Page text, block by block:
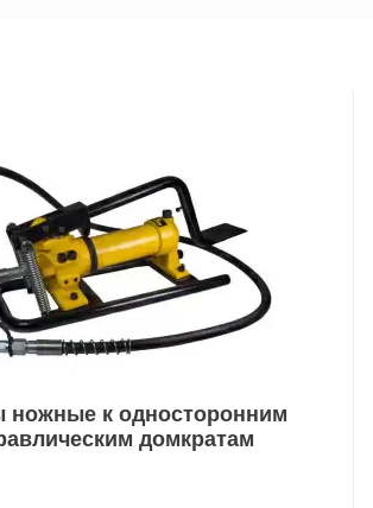
ножные к односторонним
домкратам